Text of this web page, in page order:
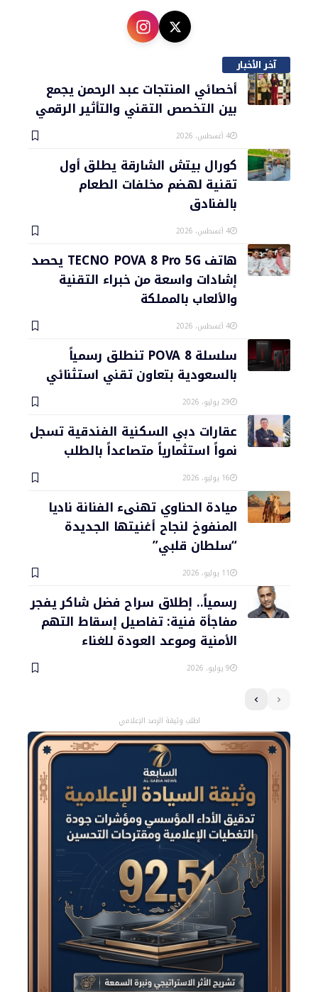
آخر الأخبار
أخصائي المنتجات عبد الرحمن يجمع
بين التخصص التقني والتأثير الرقمي
4 أغسطس، 2026
كورال بيتش الشارقة يطلق أول
تقنية لهضم مخلفات الطعام
بالفنادق
4 أغسطس، 2026
هاتف TECNO POVA 8 Pro 5G يحصد
إشادات واسعة من خبراء التقنية
والألعاب بالمملكة
4 أغسطس، 2026
سلسلة POVA 8 تنطلق رسمياً
بالسعودية بتعاون تقني استثنائي
29 يوليو، 2026
عقارات دبي السكنية الفندقية تسجل
نمواً استثمارياً متصاعداً بالطلب
16 يوليو، 2026
ميادة الحناوي تهنىء الفنانة ناديا
المنفوخ لنجاح أغنيتها الجديدة
“سلطان قلبي”
11 يوليو، 2026
رسمياً.. إطلاق سراح فضل شاكر يفجر
مفاجأة فنية: تفاصيل إسقاط التهم
الأمنية وموعد العودة للغناء
9 يوليو، 2026
اطلب وثيقة الرصد الإعلامي